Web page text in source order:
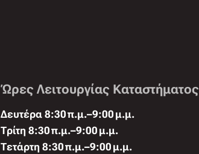
Ώρες Λειτουργίας Καταστήματος
Δευτέρα 8:30 π.μ.–9:00 μ.μ.
Τρίτη 8:30 π.μ.–9:00 μ.μ.
Τετάρτη 8:30 π.μ.–9:00 μ.μ.